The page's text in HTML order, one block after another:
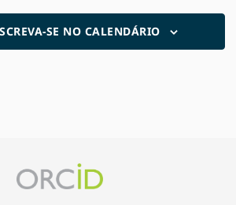
SE NO CALENDÁRIO